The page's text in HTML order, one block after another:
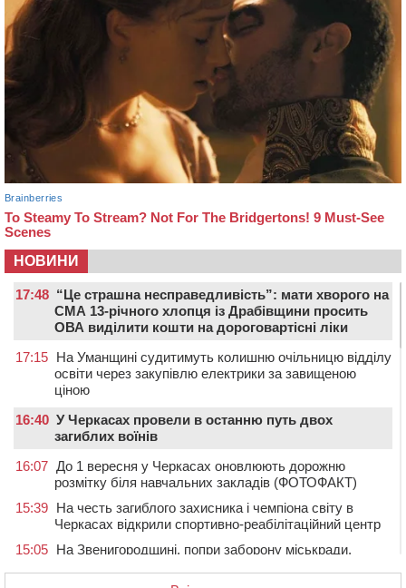
НОВИНИ
17:48 “Це страшна несправедливість”: мати хворого на
СМА 13-річного хлопця із Драбівщини просить
ОВА виділити кошти на дороговартісні ліки
17:15 На Уманщині судитимуть колишню очільницю відділу
освіти через закупівлю електрики за завищеною
ціною
16:40 У Черкасах провели в останню путь двох
загиблих воїнів
16:07 До 1 вересня у Черкасах оновлюють дорожню
розмітку біля навчальних закладів (ФОТОФАКТ)
15:39 На честь загиблого захисника і чемпіона світу в
Черкасах відкрили спортивно-реабілітаційний центр
15:05 На Звенигородщині, попри заборону міськради,